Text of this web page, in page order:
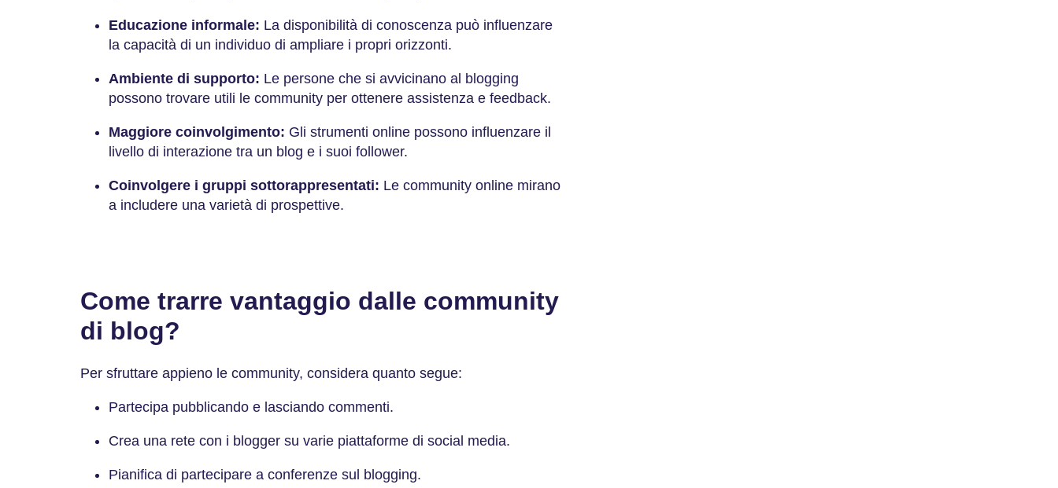
Educazione informale: La disponibilità di conoscenza può influenzare
la capacità di un individuo di ampliare i propri orizzonti.
Ambiente di supporto: Le persone che si avvicinano al blogging
possono trovare utili le community per ottenere assistenza e feedback.
Maggiore coinvolgimento: Gli strumenti online possono influenzare il
livello di interazione tra un blog e i suoi follower.
Coinvolgere i gruppi sottorappresentati: Le community online mirano
a includere una varietà di prospettive.
Come trarre vantaggio dalle community
di blog?
Per sfruttare appieno le community, considera quanto segue:
Partecipa pubblicando e lasciando commenti.
Crea una rete con i blogger su varie piattaforme di social media.
Pianifica di partecipare a conferenze sul blogging.